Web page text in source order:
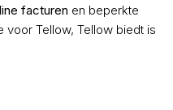
facturen en beperkte
voor Tellow, Tellow biedt is